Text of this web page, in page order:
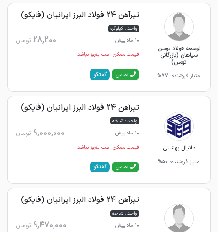
توسعه فولاد توسن
سپاهان (بازرگانی
توسن)
امتیاز فروشنده: 77%
تیرآهن 24 فولاد البرز ایرانیان (فایکو)
واحد : کیلوگرم
10 ماه پیش
28,200 تومان
قیمت ممکن است به‌روز نباشد
تماس گفتگو
دانیال بهشتی
امتیاز فروشنده: 50%
تیرآهن 24 فولاد البرز ایرانیان (فایکو)
واحد : شاخه
10 ماه پیش
9,000,000 تومان
قیمت ممکن است به‌روز نباشد
تماس گفتگو
تیرآهن 24 فولاد البرز ایرانیان (فایکو)
واحد : شاخه
10 ماه پیش
9,470,000 تومان